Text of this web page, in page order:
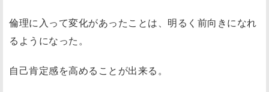
倫理に入って変化があったことは、明るく前向きになれ
るようになった。
自己肯定感を高めることが出来る。